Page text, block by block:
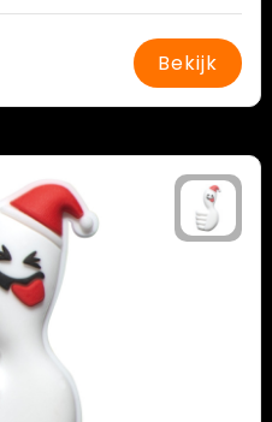
Bekijk